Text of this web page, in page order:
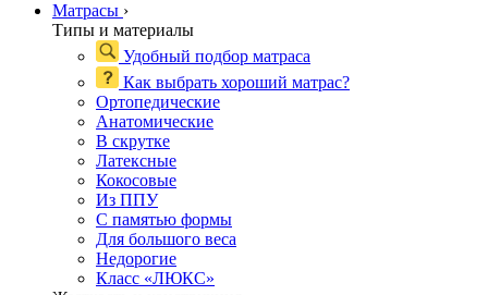
Матрасы ›
Типы и материалы
Удобный подбор матраса
Как выбрать хороший матрас?
Ортопедические
Анатомические
В скрутке
Латексные
Кокосовые
Из ППУ
С памятью формы
Для большого веса
Недорогие
Класс «ЛЮКС»